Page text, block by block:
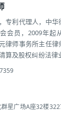
专利代理人，中
会员，2009年起
律师事务所主任律
算及股权纠纷法律
星广场A座32楼